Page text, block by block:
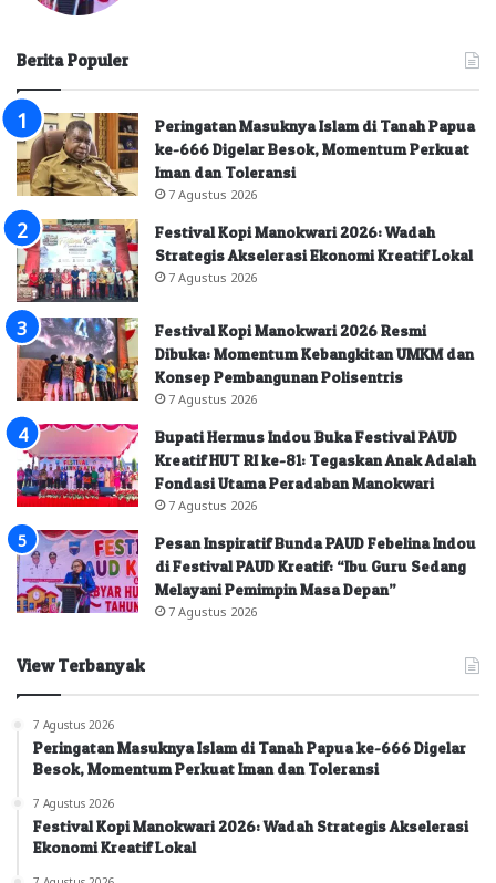
Berita Populer
Peringatan Masuknya Islam di Tanah Papua
ke-666 Digelar Besok, Momentum Perkuat
Iman dan Toleransi
7 Agustus 2026
Festival Kopi Manokwari 2026: Wadah
Strategis Akselerasi Ekonomi Kreatif Lokal
7 Agustus 2026
Festival Kopi Manokwari 2026 Resmi
Dibuka: Momentum Kebangkitan UMKM dan
Konsep Pembangunan Polisentris
7 Agustus 2026
Bupati Hermus Indou Buka Festival PAUD
Kreatif HUT RI ke-81: Tegaskan Anak Adalah
Fondasi Utama Peradaban Manokwari
7 Agustus 2026
Pesan Inspiratif Bunda PAUD Febelina Indou
di Festival PAUD Kreatif: “Ibu Guru Sedang
Melayani Pemimpin Masa Depan”
7 Agustus 2026
View Terbanyak
7 Agustus 2026
Peringatan Masuknya Islam di Tanah Papua ke-666 Digelar
Besok, Momentum Perkuat Iman dan Toleransi
7 Agustus 2026
Festival Kopi Manokwari 2026: Wadah Strategis Akselerasi
Ekonomi Kreatif Lokal